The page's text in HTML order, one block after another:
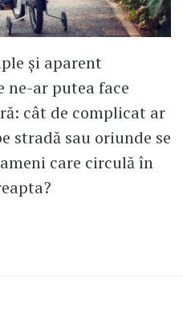
și aparent
ne-ar putea face
cât de complicat ar
stradă sau oriunde se
care circulă în